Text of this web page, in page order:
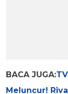
BACA JUGA:
Meluncur!